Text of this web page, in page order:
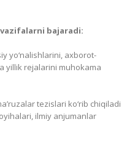
bajaradi:
yo‘nalishlarini, axborot-
yillik rejalarini muhokama
tezislari ko‘rib chiqiladi
ilmiy anjumanlar